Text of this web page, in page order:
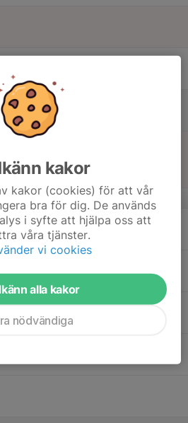
-17
v.21
badhuset)
kakor
kakor (cookies) för att vår
bra för dig. De används
i syfte att hjälpa oss att
våra tjänster.
vi cookies
alla kakor
nödvändiga